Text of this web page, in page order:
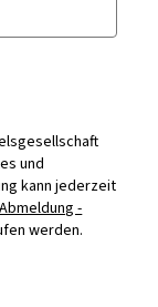
und
kann jederzeit
-
werden.